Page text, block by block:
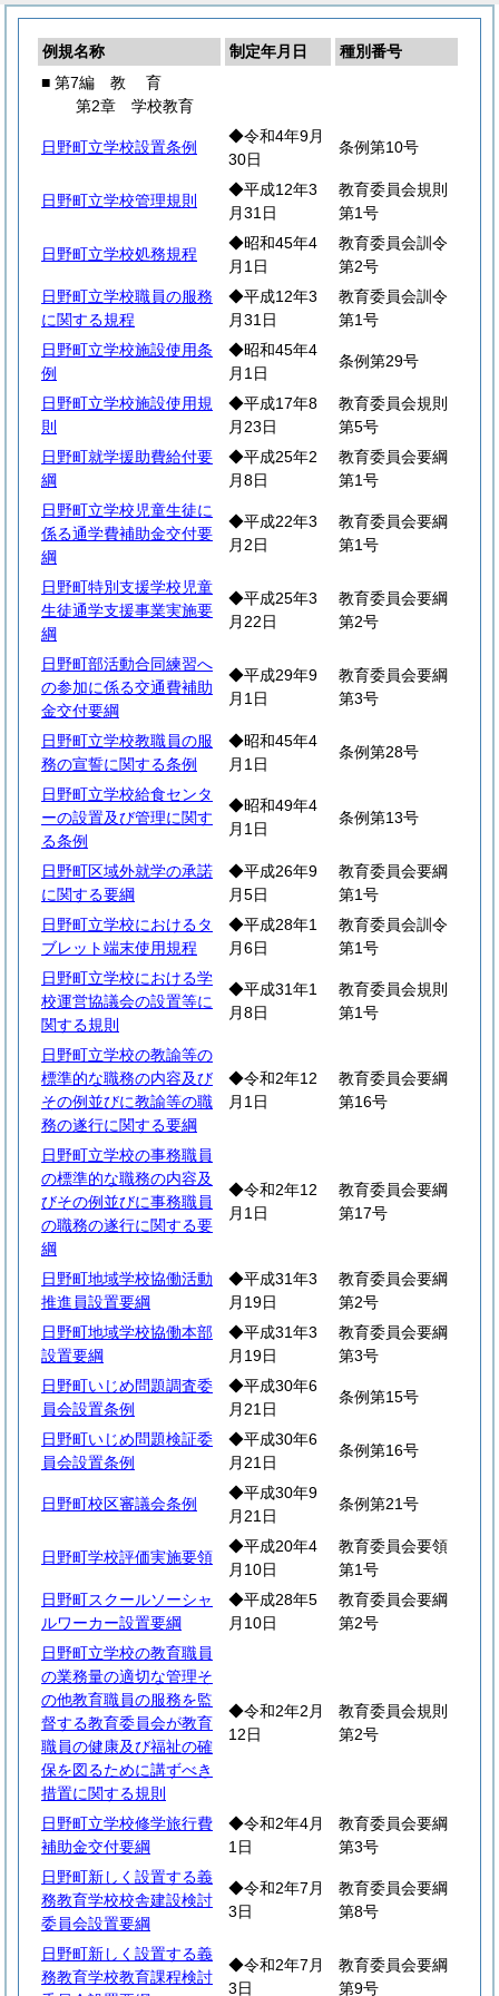
例規名称 制定年月日
種別番号
■ 第7編 教 育
第2章 学校教育
日野町立学校設置条例
◆令和4年9月
30日
条例第10号
日野町立学校管理規則
◆平成12年3
月31日
教育委員会規則
第1号
日野町立学校処務規程
◆昭和45年4
月1日
教育委員会訓令
第2号
日野町立学校職員の服務
に関する規程
◆平成12年3
月31日
教育委員会訓令
第1号
日野町立学校施設使用条
例
◆昭和45年4
月1日
条例第29号
日野町立学校施設使用規
則
◆平成17年8
月23日
教育委員会規則
第5号
日野町就学援助費給付要
綱
◆平成25年2
月8日
教育委員会要綱
第1号
日野町立学校児童生徒に
係る通学費補助金交付要
綱
◆平成22年3
月2日
教育委員会要綱
第1号
日野町特別支援学校児童
生徒通学支援事業実施要
綱
◆平成25年3
月22日
教育委員会要綱
第2号
日野町部活動合同練習へ
の参加に係る交通費補助
金交付要綱
◆平成29年9
月1日
教育委員会要綱
第3号
日野町立学校教職員の服
務の宣誓に関する条例
◆昭和45年4
月1日
条例第28号
日野町立学校給食センタ
ーの設置及び管理に関す
る条例
◆昭和49年4
月1日
条例第13号
日野町区域外就学の承諾
に関する要綱
◆平成26年9
月5日
教育委員会要綱
第1号
日野町立学校におけるタ
ブレット端末使用規程
◆平成28年1
月6日
教育委員会訓令
第1号
日野町立学校における学
校運営協議会の設置等に
関する規則
◆平成31年1
月8日
教育委員会規則
第1号
日野町立学校の教諭等の
標準的な職務の内容及び
その例並びに教諭等の職
務の遂行に関する要綱
◆令和2年12
月1日
教育委員会要綱
第16号
日野町立学校の事務職員
の標準的な職務の内容及
びその例並びに事務職員
の職務の遂行に関する要
綱
◆令和2年12
月1日
教育委員会要綱
第17号
日野町地域学校協働活動
推進員設置要綱
◆平成31年3
月19日
教育委員会要綱
第2号
日野町地域学校協働本部
設置要綱
◆平成31年3
月19日
教育委員会要綱
第3号
日野町いじめ問題調査委
員会設置条例
◆平成30年6
月21日
条例第15号
日野町いじめ問題検証委
員会設置条例
◆平成30年6
月21日
条例第16号
日野町校区審議会条例
◆平成30年9
月21日
条例第21号
日野町学校評価実施要領
◆平成20年4
月10日
教育委員会要領
第1号
日野町スクールソーシャ
ルワーカー設置要綱
◆平成28年5
月10日
教育委員会要綱
第2号
日野町立学校の教育職員
の業務量の適切な管理そ
の他教育職員の服務を監
督する教育委員会が教育
職員の健康及び福祉の確
保を図るために講ずべき
措置に関する規則
◆令和2年2月
12日
教育委員会規則
第2号
日野町立学校修学旅行費
補助金交付要綱
◆令和2年4月
1日
教育委員会要綱
第3号
日野町新しく設置する義
務教育学校校舎建設検討
委員会設置要綱
◆令和2年7月
3日
教育委員会要綱
第8号
日野町新しく設置する義
務教育学校教育課程検討
◆令和2年7月
3日
教育委員会要綱
第9号